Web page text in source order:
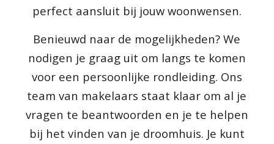
perfect aansluit bij jouw woonwensen.
Benieuwd naar de mogelijkheden? We
nodigen je graag uit om langs te komen
voor een persoonlijke rondleiding. Ons
team van makelaars staat klaar om al je
vragen te beantwoorden en je te helpen
bij het vinden van je droomhuis. Je kunt